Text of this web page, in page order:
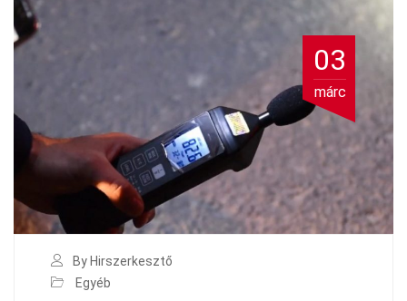
03
márc
By Hirszerkesztő
Egyéb